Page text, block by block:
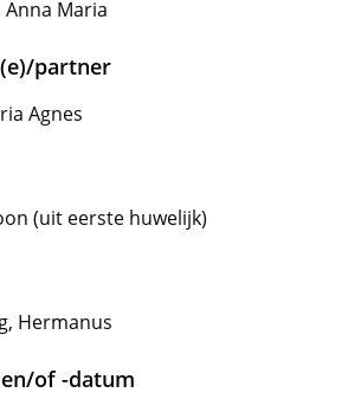
Anna Maria
partner
Agnes
(uit eerste huwelijk)
Hermanus
of -datum